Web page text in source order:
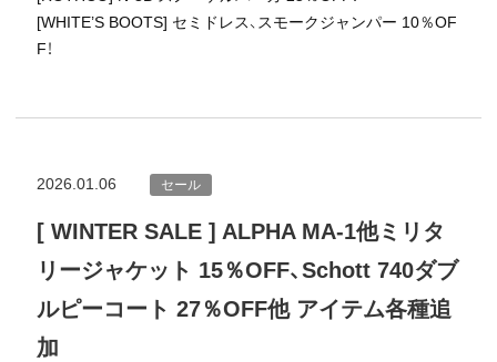
[WHITE’S BOOTS] セミドレス、スモークジャンパー 10％OF
F！
2026.01.06 セール
[ WINTER SALE ] ALPHA MA-1他ミリタ
リージャケット 15％OFF、Schott 740ダブ
ルピーコート 27％OFF他 アイテム各種追
加